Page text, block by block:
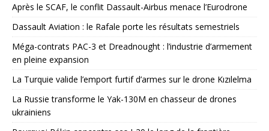
Après le SCAF, le conflit Dassault-Airbus menace l’Eurodrone
Dassault Aviation : le Rafale porte les résultats semestriels
Méga-contrats PAC-3 et Dreadnought : l’industrie d’armement
en pleine expansion
La Turquie valide l’emport furtif d’armes sur le drone Kızılelma
La Russie transforme le Yak-130M en chasseur de drones
ukrainiens